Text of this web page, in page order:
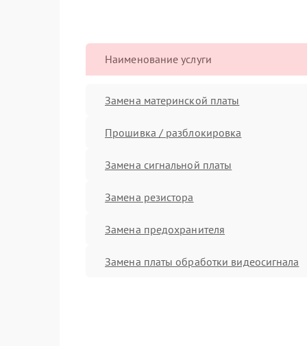
Наименование услуги
Замена материнской платы
Прошивка / разблокировка
Замена сигнальной платы
Замена резистора
Замена предохранителя
Замена платы обработки видеосигнала